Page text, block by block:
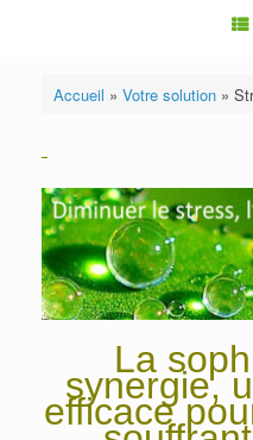
Accueil » Votre solution»
La
synergie,
efficace